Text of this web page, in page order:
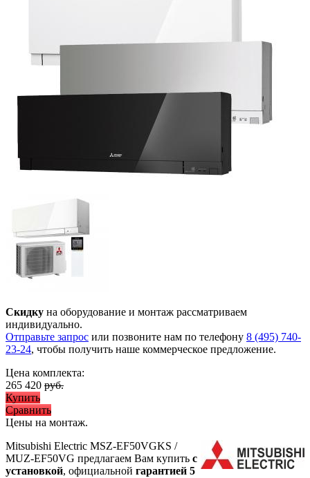
Скидку на оборудование и монтаж рассматриваем
индивидуально.
Отправьте запрос или позвоните нам по телефону 8 (495) 740-
23-24, чтобы получить наше коммерческое предложение.
Цена комплекта:
265 420 руб.
Купить
Сравнить
Цены на монтаж.
Mitsubishi Electric MSZ-EF50VGKS /
MUZ-EF50VG предлагаем Вам купить с
установкой, официальной гарантией 5